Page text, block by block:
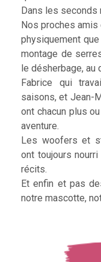
Dans les seconds
Nos proches
physiquement
montage de
le désherbage, au
Fabrice qui
saisons, et Jean-
ont chacun plus
aventure.
Les woofers et
ont toujours
récits.
Et enfin et pas
notre mascotte,